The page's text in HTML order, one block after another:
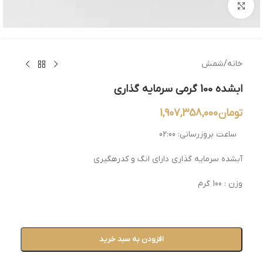
بزرگنمایی تصویر
خانه/شمش
ابشده 100 گرمی سرمایه گذاری
تومان
ساعت بروزرسانی: 02:00
آبشده سرمایه گذاری دارای انگ و کدرهگیری
وزن : 100 گرم
افزودن به سبد خرید